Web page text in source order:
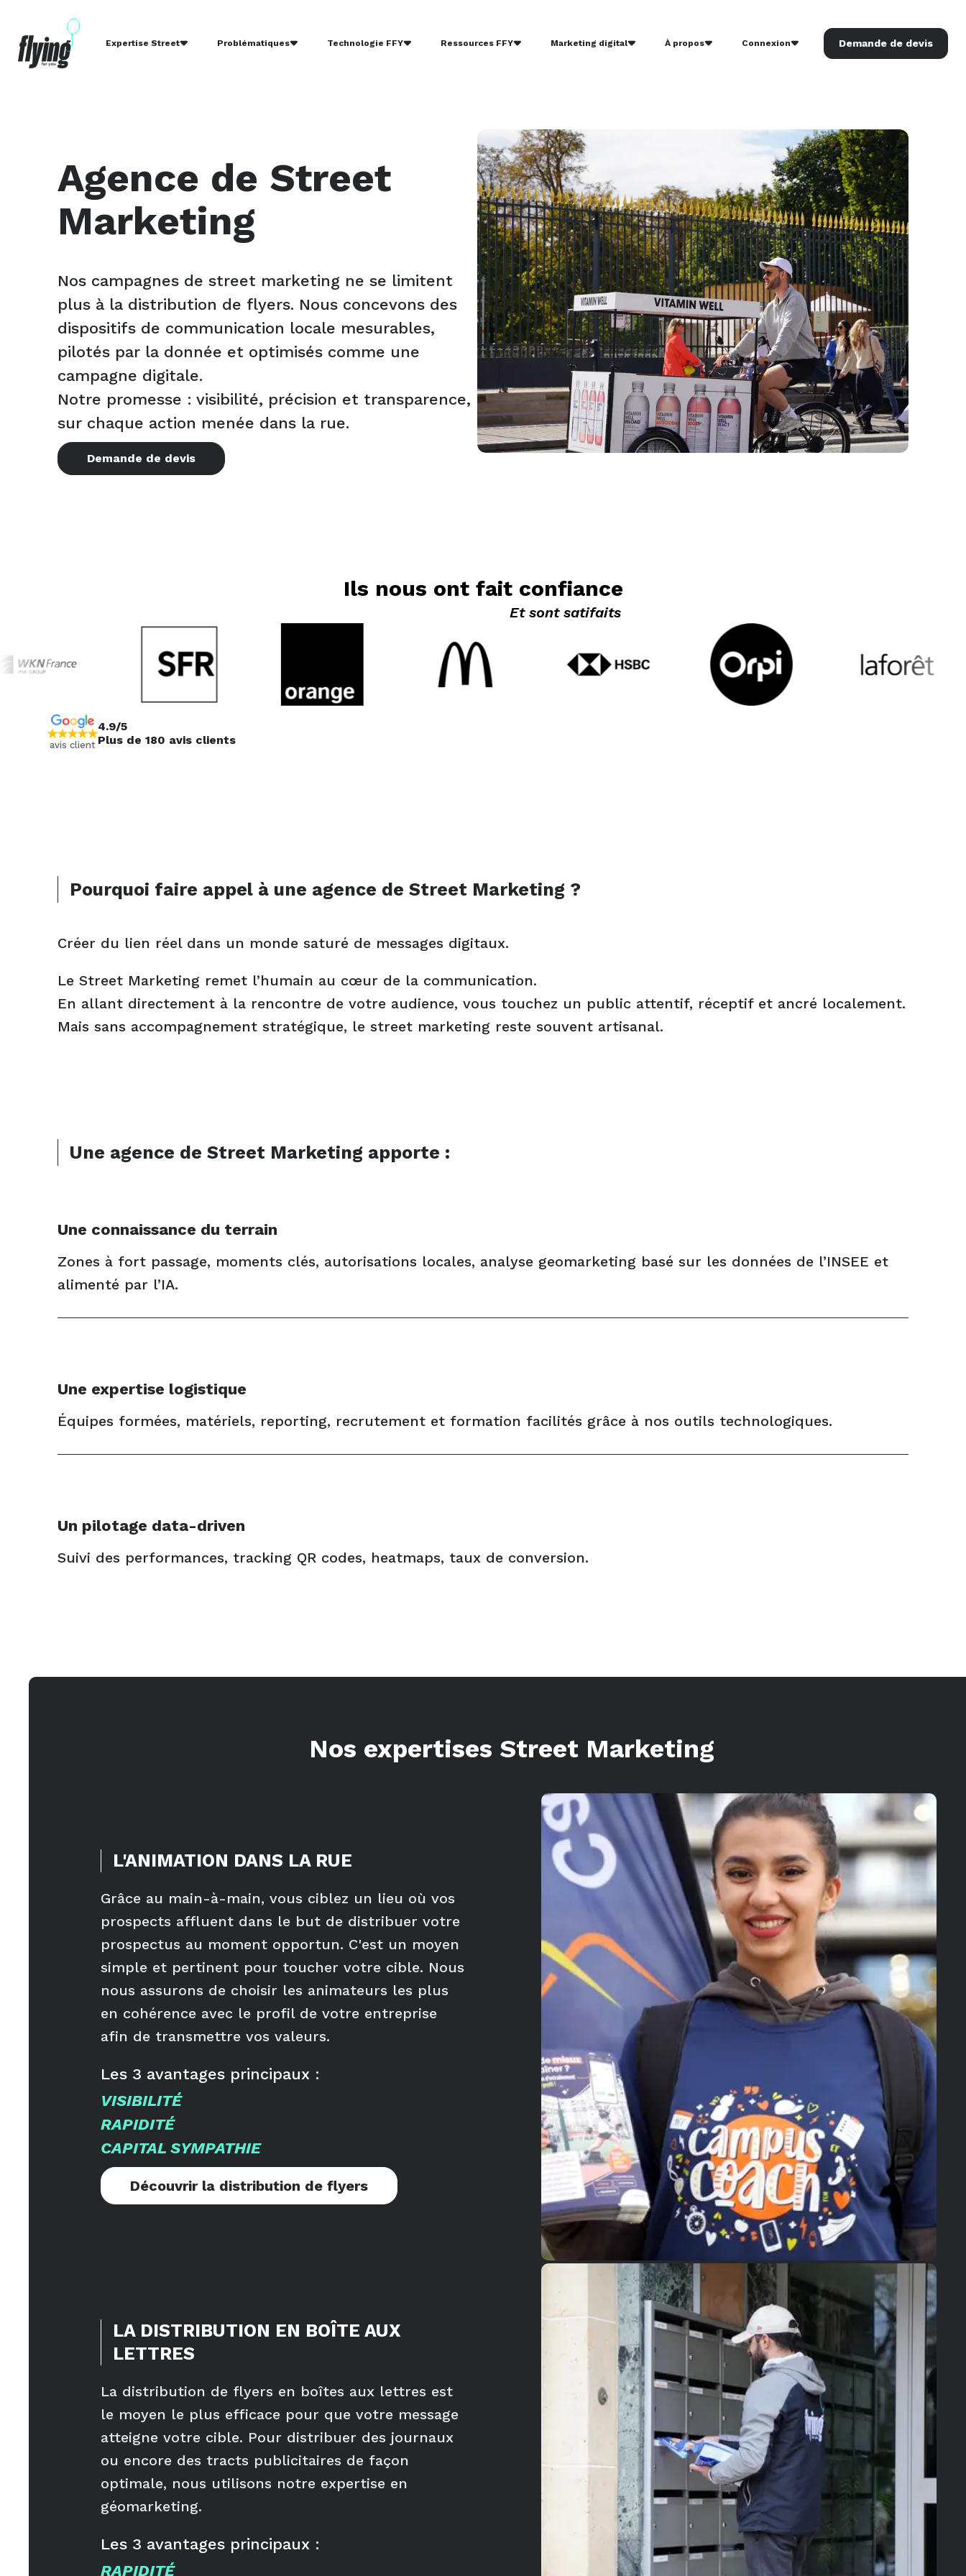
Expertise Street Problématiques Technologie FFY Ressources FFY Marketing digital À propos Connexion Demande de devis
Agence de Street
Marketing
Nos campagnes de street marketing ne se limitent
plus à la distribution de flyers. Nous concevons des
dispositifs de communication locale mesurables,
pilotés par la donnée et optimisés comme une
campagne digitale.
Notre promesse : visibilité, précision et transparence,
sur chaque action menée dans la rue.
Demande de devis
Ils nous ont fait confiance
Et sont satifaits
avis client
4.9/5
Plus de 180 avis clients
Pourquoi faire appel à une agence de Street Marketing ?
Créer du lien réel dans un monde saturé de messages digitaux.
Le Street Marketing remet l’humain au cœur de la communication.
En allant directement à la rencontre de votre audience, vous touchez un public attentif, réceptif et ancré localement.
Mais sans accompagnement stratégique, le street marketing reste souvent artisanal.
Une agence de Street Marketing apporte :
Une connaissance du terrain
Zones à fort passage, moments clés, autorisations locales, analyse geomarketing basé sur les données de l’INSEE et
alimenté par l’IA.
Une expertise logistique
Équipes formées, matériels, reporting, recrutement et formation facilités grâce à nos outils technologiques.
Un pilotage data-driven
Suivi des performances, tracking QR codes, heatmaps, taux de conversion.
Nos expertises Street Marketing
L'ANIMATION DANS LA RUE
Grâce au main-à-main, vous ciblez un lieu où vos
prospects affluent dans le but de distribuer votre
prospectus au moment opportun. C'est un moyen
simple et pertinent pour toucher votre cible. Nous
nous assurons de choisir les animateurs les plus
en cohérence avec le profil de votre entreprise
afin de transmettre vos valeurs.
Les 3 avantages principaux :
VISIBILITÉ
RAPIDITÉ
CAPITAL SYMPATHIE
Découvrir la distribution de flyers
LA DISTRIBUTION EN BOÎTE AUX
LETTRES
La distribution de flyers en boîtes aux lettres est
le moyen le plus efficace pour que votre message
atteigne votre cible. Pour distribuer des journaux
ou encore des tracts publicitaires de façon
optimale, nous utilisons notre expertise en
géomarketing.
Les 3 avantages principaux :
RAPIDITÉ